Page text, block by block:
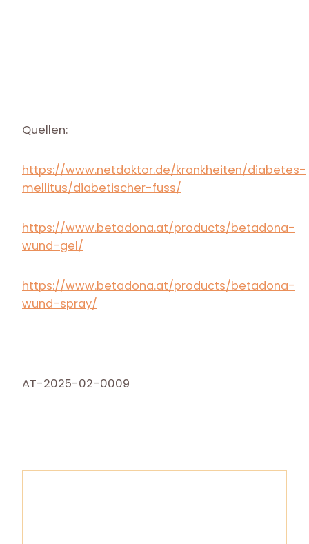
Quellen:
https://www.netdoktor.de/krankheiten/diabetes-
mellitus/diabetischer-fuss/
https://www.betadona.at/products/betadona-
wund-gel/
https://www.betadona.at/products/betadona-
wund-spray/
AT-2025-02-0009